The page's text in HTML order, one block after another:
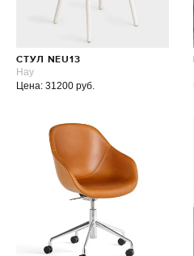
СТУЛ NEU13
Hay
Цена: 31200 руб.